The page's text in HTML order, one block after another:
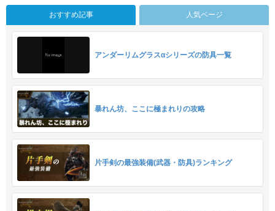
おすすめ記事 人気ページ
アンダーリムグラスαシリーズの防具一覧
暴れん坊、ここに極まれりの攻略
片手剣の最強装備(武器・防具)ランキング